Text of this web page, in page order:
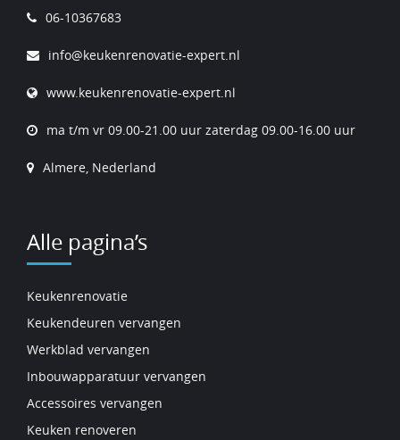
06-10367683
info@keukenrenovatie-expert.nl
www.keukenrenovatie-expert.nl
ma t/m vr 09.00-21.00 uur zaterdag 09.00-16.00 uur
Almere, Nederland
Alle pagina’s
Keukenrenovatie
Keukendeuren vervangen
Werkblad vervangen
Inbouwapparatuur vervangen
Accessoires vervangen
Keuken renoveren